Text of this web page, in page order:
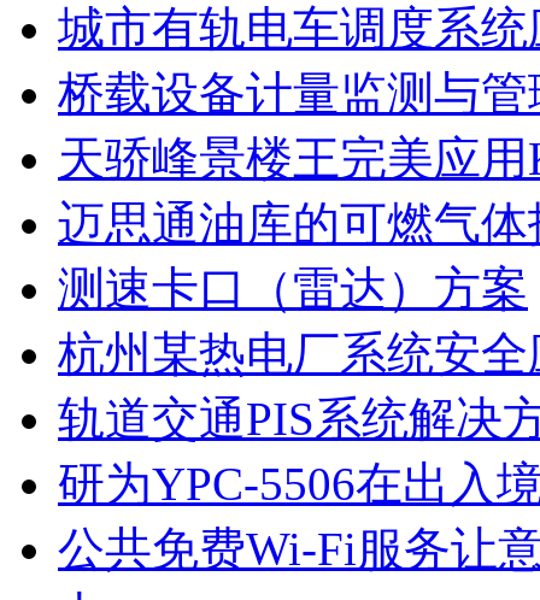
城市有轨电车调度系
桥载设备计量监测与
天骄峰景楼王完美应
迈思通油库的可燃气
测速卡口（雷达）方案
杭州某热电厂系统安
轨道交通PIS系统解决
研为YPC-5506在出入
公共免费Wi-Fi服务让